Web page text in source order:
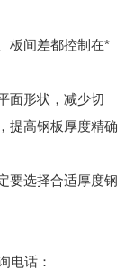
间差都控制在*
形状，减少切
提高钢板厚度精确
选择合适厚度钢
电话：